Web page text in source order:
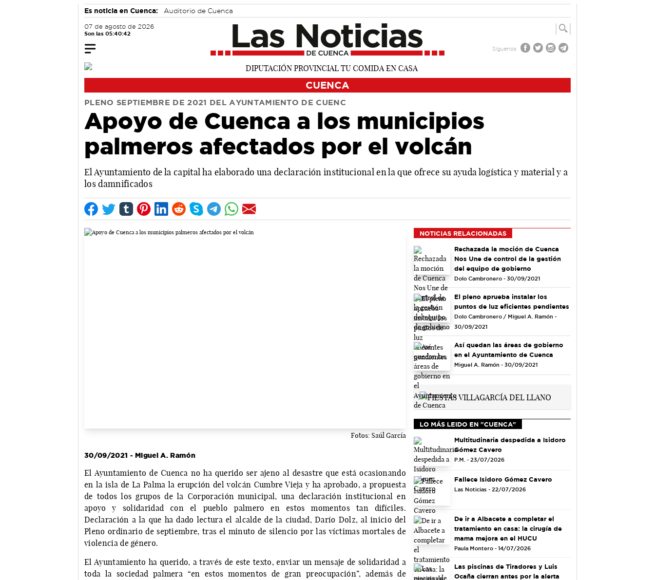
Es noticia en Cuenca: Auditorio de Cuenca
07 de agosto de 2026
Son las 05:40:43
Síguenos
CUENCA
PLENO SEPTIEMBRE DE 2021 DEL AYUNTAMIENTO DE CUENC
Apoyo de Cuenca a los municipios
palmeros afectados por el volcán
El Ayuntamiento de la capital ha elaborado una declaración institucional en la que ofrece su ayuda logística y material y a
los damnificados
Fotos: Saúl García
30/09/2021 - Miguel A. Ramón
El Ayuntamiento de Cuenca no ha querido ser ajeno al desastre que está ocasionando
en la isla de La Palma la erupción del volcán Cumbre Vieja y ha aprobado, a propuesta
de todos los grupos de la Corporación municipal, una declaración institucional en
apoyo y solidaridad con el pueblo palmero en estos momentos tan difíciles.
Declaración a la que ha dado lectura el alcalde de la ciudad, Darío Dolz, al inicio del
Pleno ordinario de septiembre, tras el minuto de silencio por las víctimas mortales de
violencia de género.
El Ayuntamiento ha querido, a través de este texto, enviar un mensaje de solidaridad a
toda la sociedad palmera “en estos momentos de gran preocupación”, además de
NOTICIAS RELACIONADAS
Rechazada la moción de Cuenca
Nos Une de control de la gestión
del equipo de gobierno
Dolo Cambronero - 30/09/2021
El pleno aprueba instalar los
puntos de luz eficientes pendientes
Dolo Cambronero / Miguel A. Ramón -
30/09/2021
Así quedan las áreas de gobierno
en el Ayuntamiento de Cuenca
Miguel A. Ramón - 30/09/2021
LO MÁS LEIDO EN "CUENCA"
Multitudinaria despedida a Isidoro
Gómez Cavero
P.M. - 23/07/2026
Fallece Isidoro Gómez Cavero
Las Noticias - 22/07/2026
De ir a Albacete a completar el
tratamiento en casa: la cirugía de
mama mejora en el HUCU
Paula Montero - 14/07/2026
Las piscinas de Tiradores y Luis
Ocaña cierran antes por la alerta